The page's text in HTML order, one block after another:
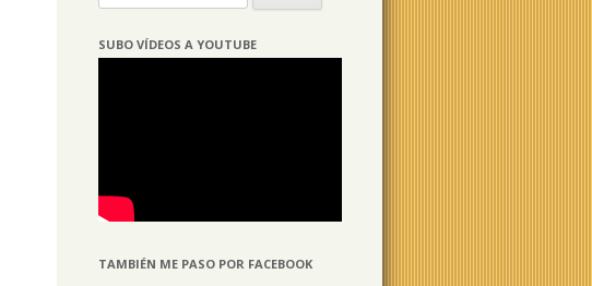
SUBO VÍDEOS A YOUTUBE
TAMBIÉN ME PASO POR FACEBOOK